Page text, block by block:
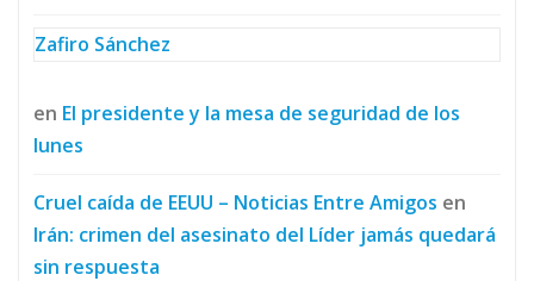
Zafiro Sánchez
en El presidente y la mesa de seguridad de los
lunes
Cruel caída de EEUU – Noticias Entre Amigos en
Irán: crimen del asesinato del Líder jamás quedará
sin respuesta